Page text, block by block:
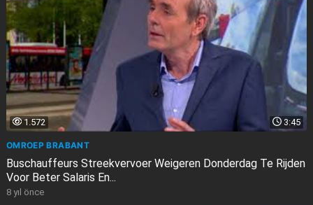
3:45
1.572
OMROEP BRABANT
Buschauffeurs Streekvervoer Weigeren Donderdag Te Rijden
Voor Beter Salaris En...
8 yıl önce